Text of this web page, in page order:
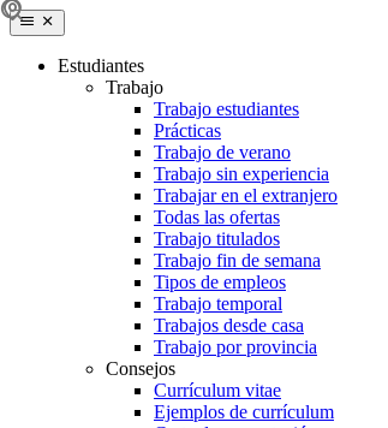
Estudiantes
Trabajo
Trabajo estudiantes
Prácticas
Trabajo de verano
Trabajo sin experiencia
Trabajar en el extranjero
Todas las ofertas
Trabajo titulados
Trabajo fin de semana
Tipos de empleos
Trabajo temporal
Trabajos desde casa
Trabajo por provincia
Consejos
Currículum vitae
Ejemplos de currículum